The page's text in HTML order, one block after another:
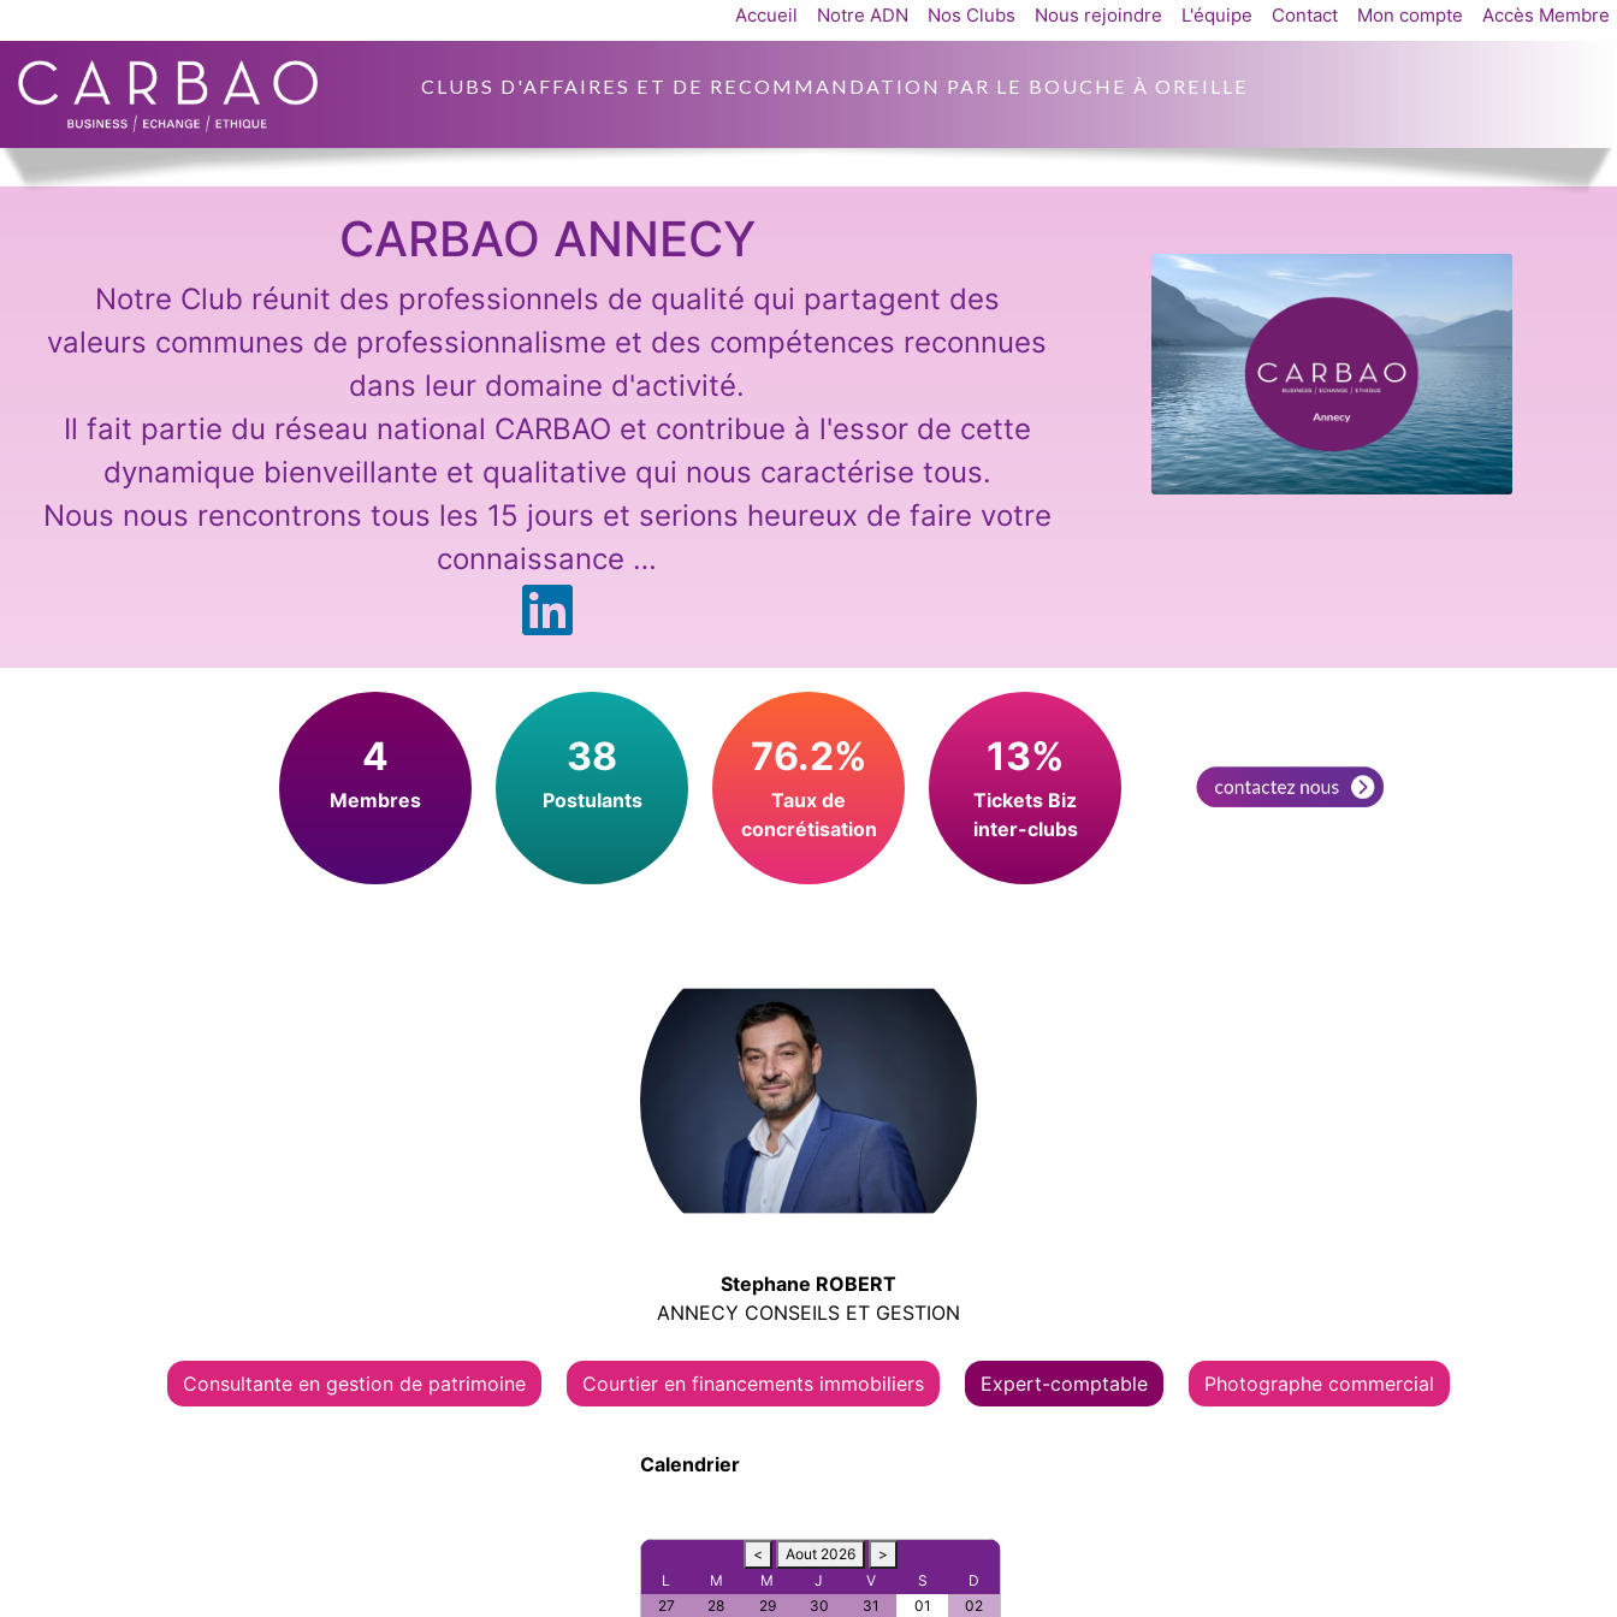
CLUBS D'AFFAIRES ET DE RECOMMANDATION PAR LE BOUCHE À OREILLE
Accueil Notre ADN Nos Clubs Nous rejoindre L'équipe Contact Mon compte Accès Membre
CARBAO ANNECY
Notre Club réunit des professionnels de qualité qui partagent des
valeurs communes de professionnalisme et des compétences reconnues
dans leur domaine d'activité.
Il fait partie du réseau national CARBAO et contribue à l'essor de cette
dynamique bienveillante et qualitative qui nous caractérise tous.
Nous nous rencontrons tous les 15 jours et serions heureux de faire votre
connaissance …
4
Membres
38
Postulants
76.2%
Taux de
concrétisation
13%
Tickets Biz
inter-clubs
Stephane ROBERT
ANNECY CONSEILS ET GESTION
Consultante en gestion de patrimoine Courtier en financements immobiliers Expert-comptable Photographe commercial
Calendrier
< Aout 2026
>
L
M M J V S
D
27
28 29 30 31 01 02